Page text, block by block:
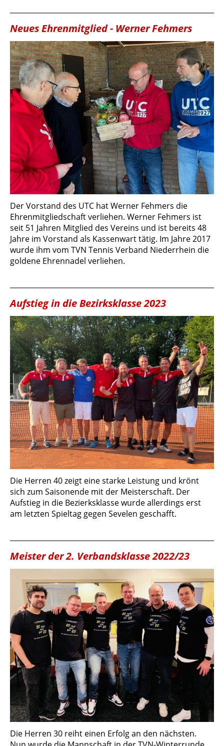
Neues Ehrenmitglied - Werner Fehmers
Der Vorstand des UTC hat Werner Fehmers die
Ehrenmitgliedschaft verliehen. Werner Fehmers ist
seit 51 Jahren Mitglied des Vereins und ist bereits 48
Jahre im Vorstand als Kassenwart tätig. Im Jahre 2017
wurde ihm vom TVN Tennis Verband Niederrhein die
goldene Ehrennadel verliehen.
Aufstieg in die Bezirksklasse 2023
Die Herren 40 zeigt eine starke Leistung und krönt
sich zum Saisonende mit der Meisterschaft. Der
Aufstieg in die Bezierksklasse wurde allerdings erst
am letzten Spieltag gegen Sevelen geschafft.
Meister der 2. Verbandsklasse 2022/23
Die Herren 30 reiht einen Erfolg an den nächsten.